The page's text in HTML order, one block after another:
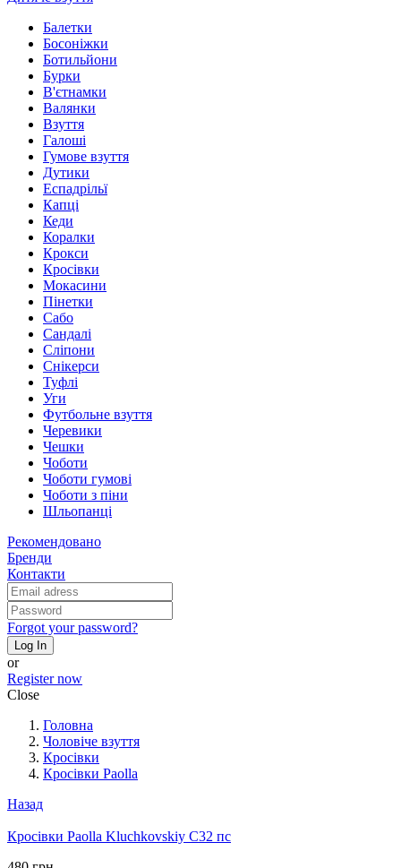
Балетки
Босоніжки
Ботильйони
Бурки
В'єтнамки
Валянки
Взуття
Галоші
Гумове взуття
Дутики
Еспадрільї
Капці
Кеди
Коралки
Крокси
Кросівки
Мокасини
Пінетки
Сабо
Сандалі
Сліпони
Снікерси
Туфлі
Уги
Футбольне взуття
Черевики
Чешки
Чоботи
Чоботи гумові
Чоботи з піни
Шльопанці
Рекомендовано
Бренди
Контакти
Forgot your password?
Log In
or
Register now
Close
Головна
Чоловіче взуття
Кросівки
Кросівки Paolla
Назад
Кросівки Paolla Kluchkovskiy C32 пс